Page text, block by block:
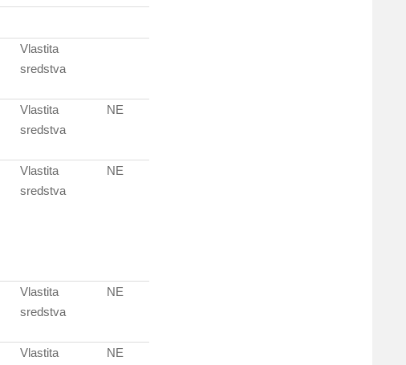
Vlastita
sredstva
Vlastita
sredstva
NE
Vlastita
sredstva
NE
Vlastita
sredstva
NE
Vlastita
NE